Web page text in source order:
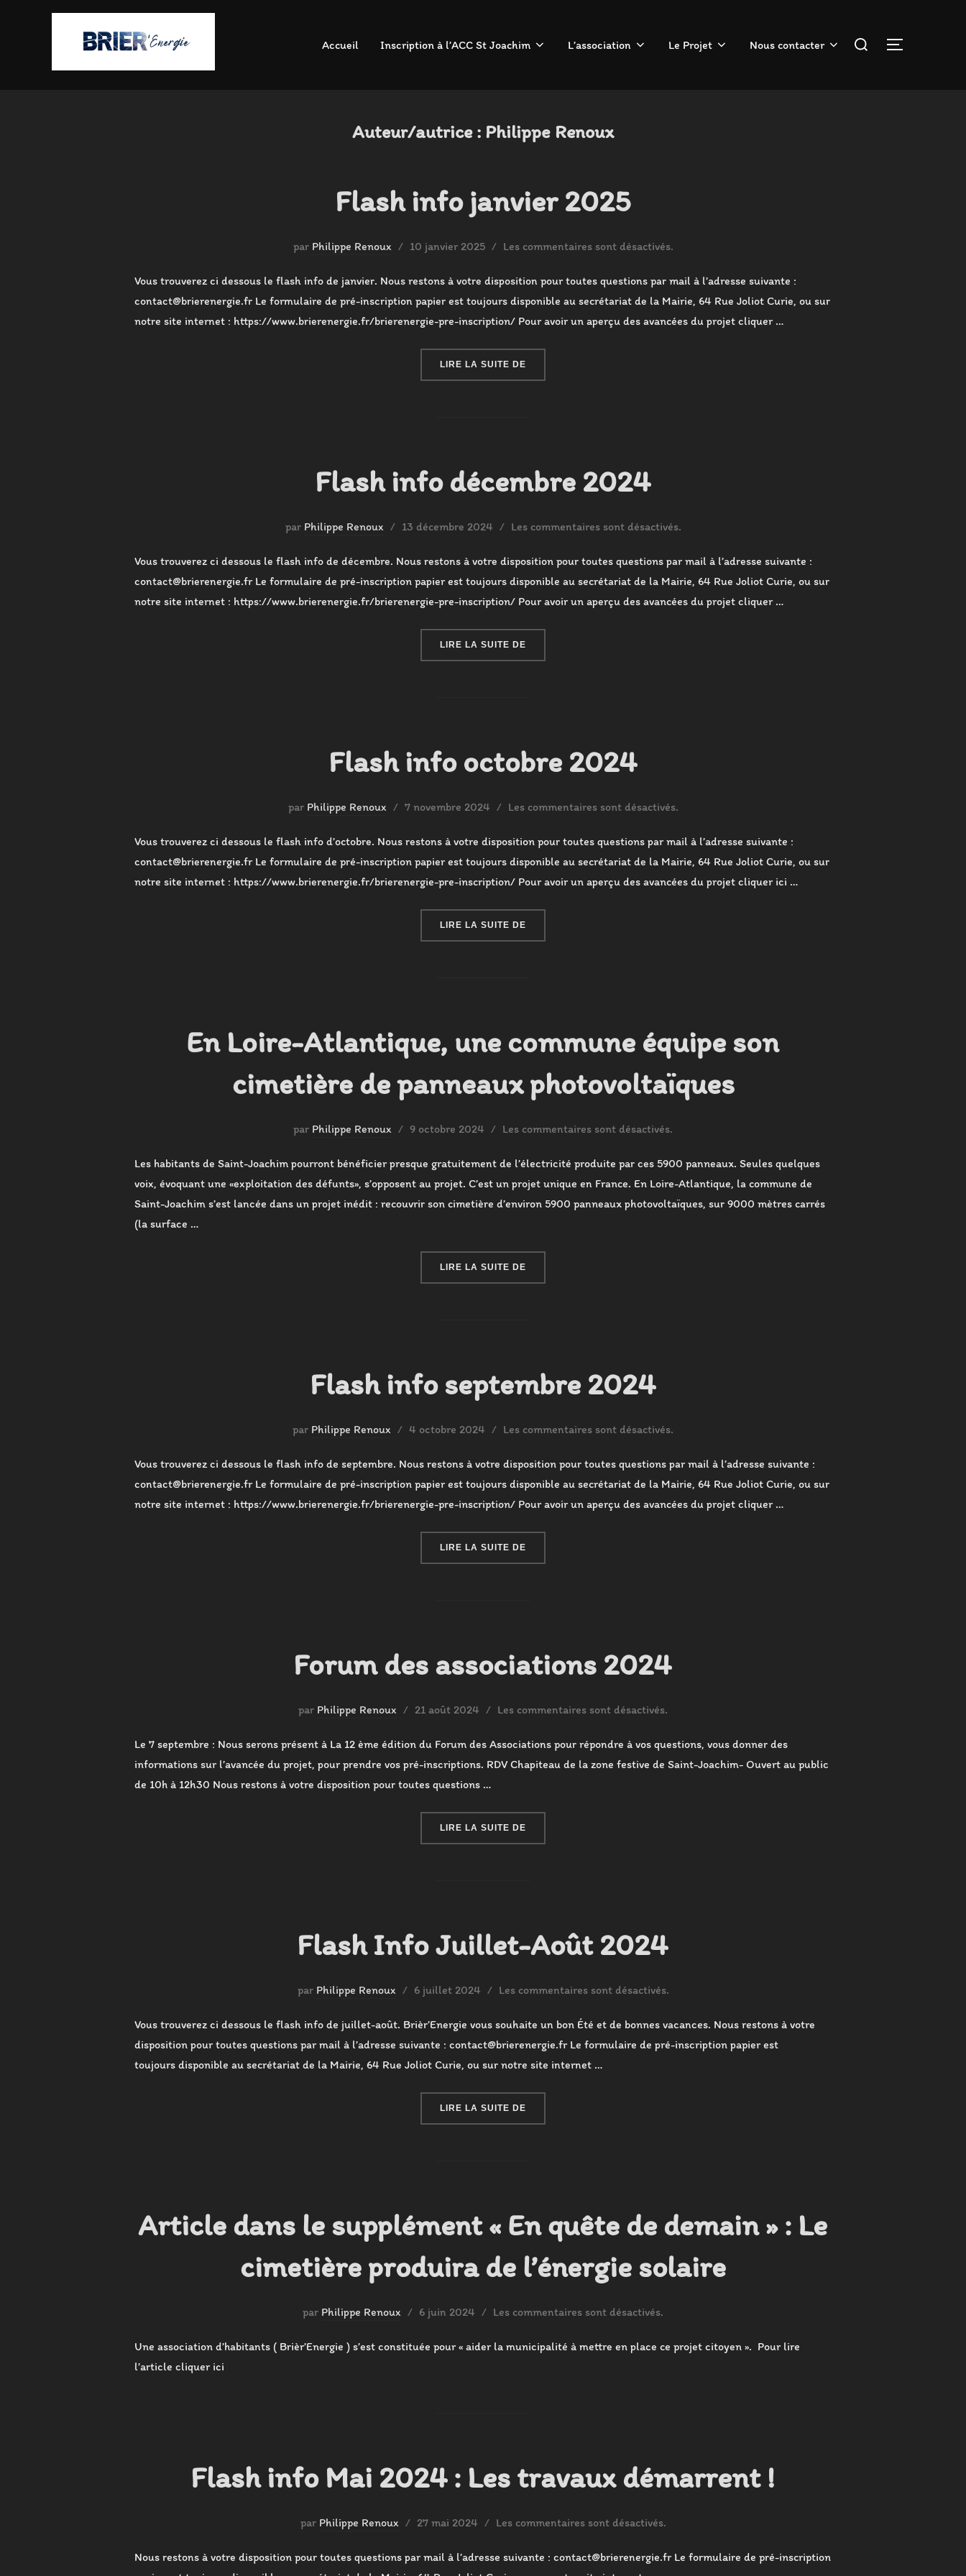
Accueil Inscription à l’ACC St Joachim L’association Le Projet Nous contacter
Rechercher :
Auteur/autrice : Philippe Renoux
Flash info janvier 2025
par Philippe Renoux
Publié
10 janvier 2025 Les commentaires sont désactivés.
Vous trouverez ci dessous le flash info de janvier. Nous restons à votre disposition pour toutes questions par mail à l’adresse suivante :
contact@brierenergie.fr Le formulaire de pré-inscription papier est toujours disponible au secrétariat de la Mairie, 64 Rue Joliot Curie, ou sur
notre site internet : https://www.brierenergie.fr/brierenergie-pre-inscription/ Pour avoir un aperçu des avancées du projet cliquer …
LIRE LA SUITE DE
Flash info décembre 2024
par Philippe Renoux
Publié
13 décembre 2024 Les commentaires sont désactivés.
Vous trouverez ci dessous le flash info de décembre. Nous restons à votre disposition pour toutes questions par mail à l’adresse suivante :
contact@brierenergie.fr Le formulaire de pré-inscription papier est toujours disponible au secrétariat de la Mairie, 64 Rue Joliot Curie, ou sur
notre site internet : https://www.brierenergie.fr/brierenergie-pre-inscription/ Pour avoir un aperçu des avancées du projet cliquer …
LIRE LA SUITE DE
Flash info octobre 2024
par Philippe Renoux
Publié
7 novembre 2024 Les commentaires sont désactivés.
Vous trouverez ci dessous le flash info d’octobre. Nous restons à votre disposition pour toutes questions par mail à l’adresse suivante :
contact@brierenergie.fr Le formulaire de pré-inscription papier est toujours disponible au secrétariat de la Mairie, 64 Rue Joliot Curie, ou sur
notre site internet : https://www.brierenergie.fr/brierenergie-pre-inscription/ Pour avoir un aperçu des avancées du projet cliquer ici …
LIRE LA SUITE DE
En Loire-Atlantique, une commune équipe son
cimetière de panneaux photovoltaïques
par Philippe Renoux
Publié
9 octobre 2024 Les commentaires sont désactivés.
Les habitants de Saint-Joachim pourront bénéficier presque gratuitement de l’électricité produite par ces 5900 panneaux. Seules quelques
voix, évoquant une «exploitation des défunts», s’opposent au projet. C’est un projet unique en France. En Loire-Atlantique, la commune de
Saint-Joachim s’est lancée dans un projet inédit : recouvrir son cimetière d’environ 5900 panneaux photovoltaïques, sur 9000 mètres carrés
(la surface …
LIRE LA SUITE DE
Flash info septembre 2024
par Philippe Renoux
Publié
4 octobre 2024 Les commentaires sont désactivés.
Vous trouverez ci dessous le flash info de septembre. Nous restons à votre disposition pour toutes questions par mail à l’adresse suivante :
contact@brierenergie.fr Le formulaire de pré-inscription papier est toujours disponible au secrétariat de la Mairie, 64 Rue Joliot Curie, ou sur
notre site internet : https://www.brierenergie.fr/brierenergie-pre-inscription/ Pour avoir un aperçu des avancées du projet cliquer …
LIRE LA SUITE DE
Forum des associations 2024
par Philippe Renoux
Publié
21 août 2024 Les commentaires sont désactivés.
Le 7 septembre : Nous serons présent à La 12 ème édition du Forum des Associations pour répondre à vos questions, vous donner des
informations sur l’avancée du projet, pour prendre vos pré-inscriptions. RDV Chapiteau de la zone festive de Saint-Joachim- Ouvert au public
de 10h à 12h30 Nous restons à votre disposition pour toutes questions …
LIRE LA SUITE DE
Flash Info Juillet-Août 2024
par Philippe Renoux
Publié
6 juillet 2024 Les commentaires sont désactivés.
Vous trouverez ci dessous le flash info de juillet-août. Brièr’Energie vous souhaite un bon Été et de bonnes vacances. Nous restons à votre
disposition pour toutes questions par mail à l’adresse suivante : contact@brierenergie.fr Le formulaire de pré-inscription papier est
toujours disponible au secrétariat de la Mairie, 64 Rue Joliot Curie, ou sur notre site internet …
LIRE LA SUITE DE
Article dans le supplément « En quête de demain » : Le
cimetière produira de l’énergie solaire
par Philippe Renoux
Publié
6 juin 2024 Les commentaires sont désactivés.
Une association d’habitants ( Brièr’Energie ) s’est constituée pour « aider la municipalité à mettre en place ce projet citoyen ». Pour lire
l’article cliquer ici
Flash info Mai 2024 : Les travaux démarrent !
par Philippe Renoux
Publié
27 mai 2024 Les commentaires sont désactivés.
Nous restons à votre disposition pour toutes questions par mail à l’adresse suivante : contact@brierenergie.fr Le formulaire de pré-inscription